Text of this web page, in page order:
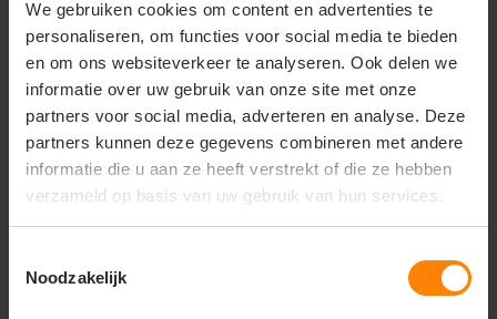
We gebruiken cookies om content en advertenties te
personaliseren, om functies voor social media te bieden
en om ons websiteverkeer te analyseren. Ook delen we
informatie over uw gebruik van onze site met onze
partners voor social media, adverteren en analyse. Deze
partners kunnen deze gegevens combineren met andere
informatie die u aan ze heeft verstrekt of die ze hebben
verzameld op basis van uw gebruik van hun services.
Noodzakelijk
broek ook zeer geschikt maakt voor werkzaamheden
op de grond.
Perfect voor:
Dagelijks gebruik in de bouw, industrie en logistiek
Vakmensen die waarde hechten aan een
uitstekende prijs-kwaliteitverhouding
Werkzaamheden waarbij kniebescherming